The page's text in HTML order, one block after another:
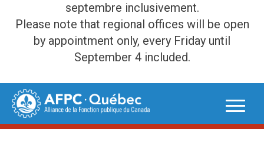
septembre inclusivement.
Please note that regional offices will be open
by appointment only, every Friday until
September 4 included.
Skip
content